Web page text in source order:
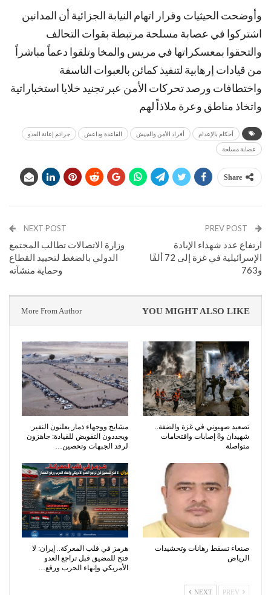
وأوضحت الحيثيات وقرار اتهام النيابة الجزائية أن المدانين
اشتركوا في عصابة مسلحة مرتبطة بقوات التحالف
والتحقوا بمعسكراتها في مريس والمخا وتلقوا دعماً مباشراً
من قيادات إرهابية لتنفيذ كمائن بالعبوات الناسفة
واختطافات ورصد تحركات الأمن عبر تجنيد خلايا استخباراتية
واتخاذ مناطق وعرة ملاذاً لهم
أحكام بالإعدام أفراد الأمن والجيش القاعدة وداعش جرائم إعانة العدو
عصابة مسلحة
Share
ارتفاع عدد شهداء الإبادة
الإسرائيلية في غزة إلى 72 ألفًا
و763
NEXT POST
وزارة الاتصالات تطالب المجتمع
الدولي بالضغط لتحييد القطاع
وحماية منشآته
YOU MIGHT ALSO LIKE
More From Author
تصعيد صهيوني في غزة والضفة..
شهيدان و8 إصابات واقتحامات
متواصلة
مشايخ ووجهاء ذمار يعلنون النفير
ويجددون التفويض للقيادة: جاهزون
لرفد الجبهات وتحصين…
صنعاء تسقط رهانات وتحشيدات
الرياض
هرمز في قلب المعركة.. إيران: لا
فتح للمضيق قبل تراجع العدو
الأمريكي وإنهاء الحرب ورفع…
NEXT